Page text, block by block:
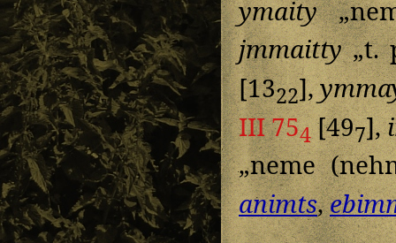
ymaity
jmmaitty„t.
[1322],
III 754[497],
„neme
animts,